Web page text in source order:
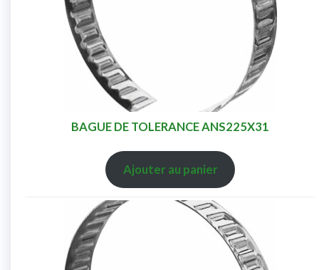
BAGUE DE TOLERANCE ANS225X31
Ajouter au panier